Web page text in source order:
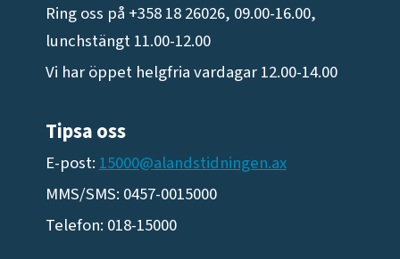
Ring oss på +358 18 26026, 09.00-16.00,
lunchstängt 11.00-12.00
Vi har öppet helgfria vardagar 12.00-14.00
Tipsa oss
E-post:15000@alandstidningen.ax
MMS/SMS: 0457-0015000
Telefon: 018-15000